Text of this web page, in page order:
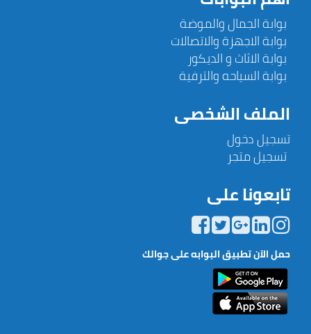
بوابة الجمال والموضة
بوابة الاجهزة والاتصالات
بوابة الاثاث و الديكور
بوابة السياحه والترفية
الملف الشخصى
تسجيل دخول
تسجيل متجر
تابعونا على
حمل الآن تطبيق البوابه على جوالك